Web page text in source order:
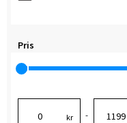
Pris
kr -